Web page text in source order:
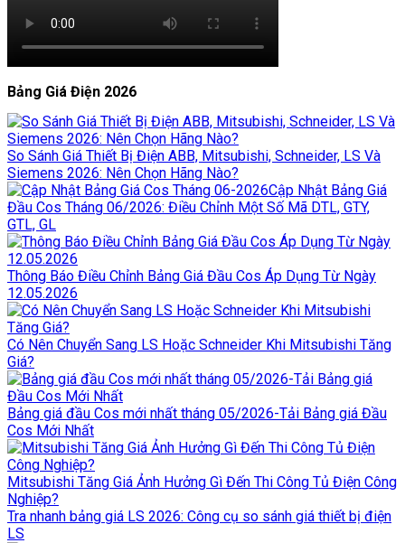
Bảng Giá Điện 2026
So Sánh Giá Thiết Bị Điện ABB, Mitsubishi, Schneider, LS Và
Siemens 2026: Nên Chọn Hãng Nào?
Cập Nhật Bảng Giá
Đầu Cos Tháng 06/2026: Điều Chỉnh Một Số Mã DTL, GTY,
GTL, GL
Thông Báo Điều Chỉnh Bảng Giá Đầu Cos Áp Dụng Từ Ngày
12.05.2026
Có Nên Chuyển Sang LS Hoặc Schneider Khi Mitsubishi Tăng
Giá?
Bảng giá đầu Cos mới nhất tháng 05/2026-Tải Bảng giá Đầu
Cos Mới Nhất
Mitsubishi Tăng Giá Ảnh Hưởng Gì Đến Thi Công Tủ Điện Công
Nghiệp?
Tra nhanh bảng giá LS 2026: Công cụ so sánh giá thiết bị điện
LS